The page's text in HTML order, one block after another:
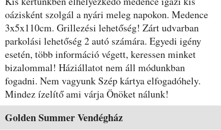
oázisként szolgál a nyári meleg napokon. Medence
3x5x110cm. Grillezési lehetőség! Zárt udvarban
parkolási lehetőség 2 autó számára. Egyedi igény
esetén, több információ végett, keressen minket
bizalommal! Háziállatot nem áll módunkban
fogadni. Nem vagyunk Szép kártya elfogadóhely.
Mindez ízelítő ami várja Önöket nálunk!
Szobák és árak
Golden Summer Vendégház